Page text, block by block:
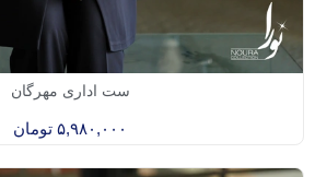
ست اداری مهرگان
۵,۹۸۰,۰۰۰ تومان